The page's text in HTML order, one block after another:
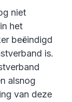
niet
het
beëindigd
is.
alsnog
van deze